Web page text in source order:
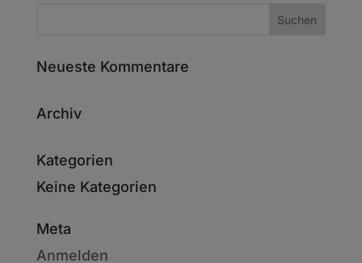
Neueste Kommentare
Archiv
Kategorien
Keine Kategorien
Meta
Anmelden